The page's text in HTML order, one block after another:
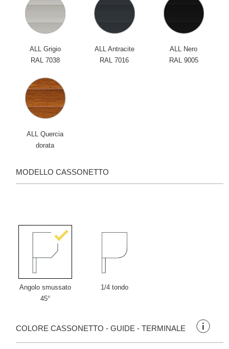
ALL Grigio
RAL 7038
ALL Antracite
RAL 7016
ALL Nero
RAL 9005
ALL Quercia
dorata
MODELLO CASSONETTO
Angolo smussato
45°
1/4 tondo
COLORE CASSONETTO - GUIDE - TERMINALE